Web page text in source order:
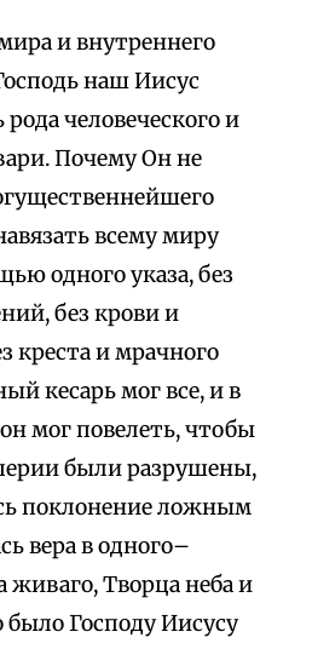
и внутреннего
наш Иисус
человеческого и
Почему Он не
всему миру
одного указа, без
без крови и
креста и мрачного
кесарь мог все, и в
мог повелеть, чтобы
были разрушены,
поклонение ложным
вера в одного–
живаго, Творца неба и
Господу Иисусу